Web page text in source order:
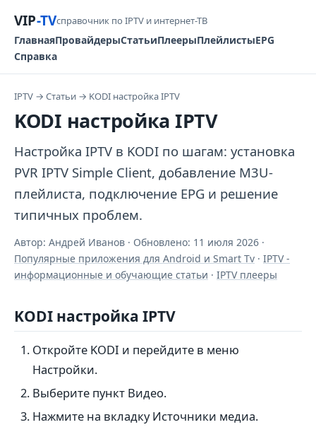
VIP-TVсправочник по IPTV и интернет-ТВ
ГлавнаяПровайдерыСтатьиПлеерыПлейлистыEPG
Справка
IPTV → Статьи → KODI настройка IPTV
KODI настройка IPTV
Настройка IPTV в KODI по шагам: установка
PVR IPTV Simple Client, добавление M3U-
плейлиста, подключение EPG и решение
типичных проблем.
Автор: Андрей Иванов · Обновлено: 11 июля 2026 ·
Популярные приложения для Android и Smart Tv · IPTV -
информационные и обучающие статьи · IPTV плееры
KODI настройка IPTV
Откройте KODI и перейдите в меню
Настройки.
Выберите пункт Видео.
Нажмите на вкладку Источники медиа.